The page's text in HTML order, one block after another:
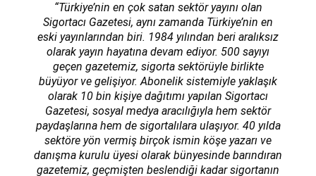
“Türkiye’nin en çok satan sektör yayını olan
Sigortacı Gazetesi, aynı zamanda Türkiye’nin en
eski yayınlarından biri. 1984 yılından beri aralıksız
olarak yayın hayatına devam ediyor. 500 sayıyı
geçen gazetemiz, sigorta sektörüyle birlikte
büyüyor ve gelişiyor. Abonelik sistemiyle yaklaşık
olarak 10 bin kişiye dağıtımı yapılan Sigortacı
Gazetesi, sosyal medya aracılığıyla hem sektör
paydaşlarına hem de sigortalılara ulaşıyor. 40 yılda
sektöre yön vermiş birçok ismin köşe yazarı ve
danışma kurulu üyesi olarak bünyesinde barındıran
gazetemiz, geçmişten beslendiği kadar sigortanın